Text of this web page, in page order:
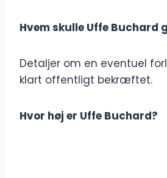
Hvem skulle Uffe Buchard
Detaljer om en eventuel
klart offentligt bekræftet.
Hvor høj er Uffe Buchard?